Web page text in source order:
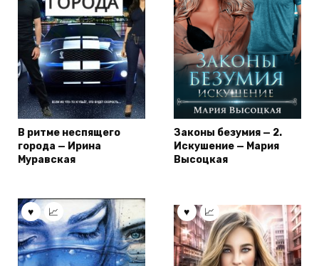
В ритме неспящего
города — Ирина
Муравская
Законы безумия — 2.
Искушение — Мария
Высоцкая